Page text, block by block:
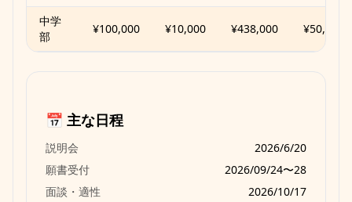
中学
部
¥100,000 ¥10,000 ¥438,000 ¥50,000
📅 主な日程
説明会
2026/6/20
願書受付
2026/09/24〜28
面談・適性
2026/10/17